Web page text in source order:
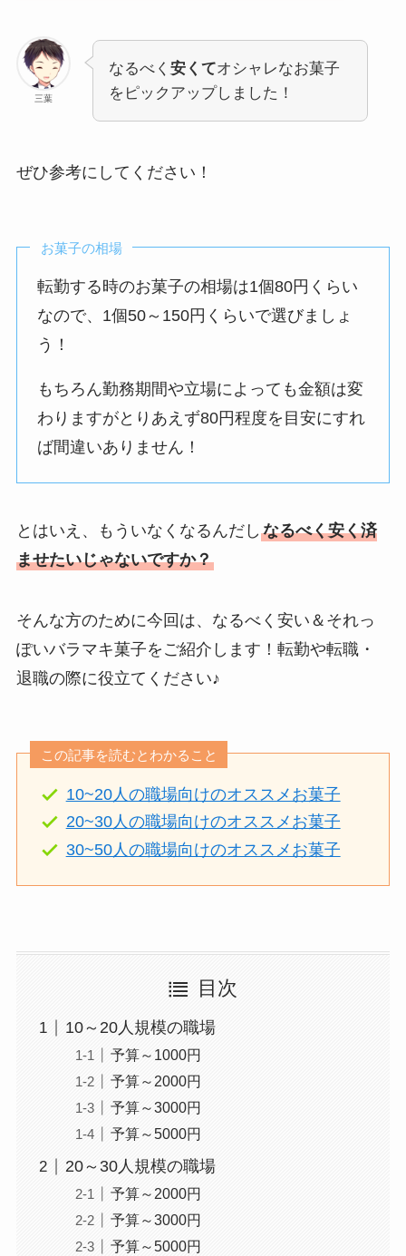
三葉
なるべく 安くてオシャレなお菓子
をピックアップしました！
ぜひ参考にしてください！
お菓子の相場
転勤する時のお菓子の相場は1個80円くらい
なので、1個50～150円くらいで選びましょ
う！
もちろん勤務期間や立場によっても金額は変
わりますがとりあえず80円程度を目安にすれ
ば間違いありません！
とはいえ、もういなくなるんだし なるべく安く済
ませたいじゃないですか？
そんな方のために今回は、なるべく安い＆それっ
ぽいバラマキ菓子をご紹介します！転勤や転職・
退職の際に役立てください♪
この記事を読むとわかること
10~20人の職場向けのオススメお菓子
20~30人の職場向けのオススメお菓子
30~50人の職場向けのオススメお菓子
目次
10～20人規模の職場
予算～1000円
予算～2000円
予算～3000円
予算～5000円
20～30人規模の職場
予算～2000円
予算～3000円
予算～5000円